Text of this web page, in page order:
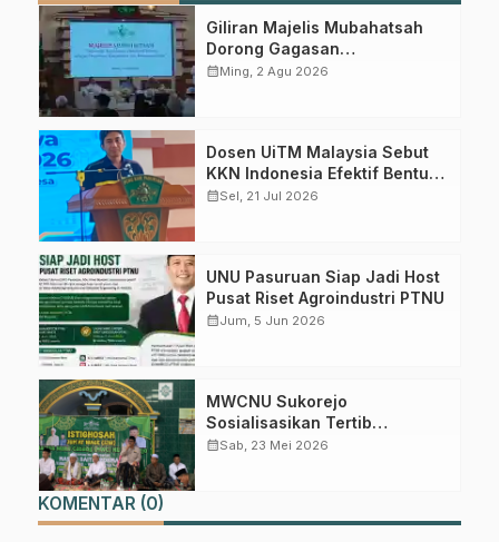
Giliran Majelis Mubahatsah
Dorong Gagasan
Pelembagaan AHWA ke Forum
calendar_monthMing, 2 Agu 2026
Dosen UiTM Malaysia Sebut
KKN Indonesia Efektif Bentuk
Karakter Mahasiswa
calendar_monthSel, 21 Jul 2026
UNU Pasuruan Siap Jadi Host
Pusat Riset Agroindustri PTNU
calendar_monthJum, 5 Jun 2026
MWCNU Sukorejo
Sosialisasikan Tertib
Administrasi dalam Istighotsah
calendar_monthSab, 23 Mei 2026
KOMENTAR (0)